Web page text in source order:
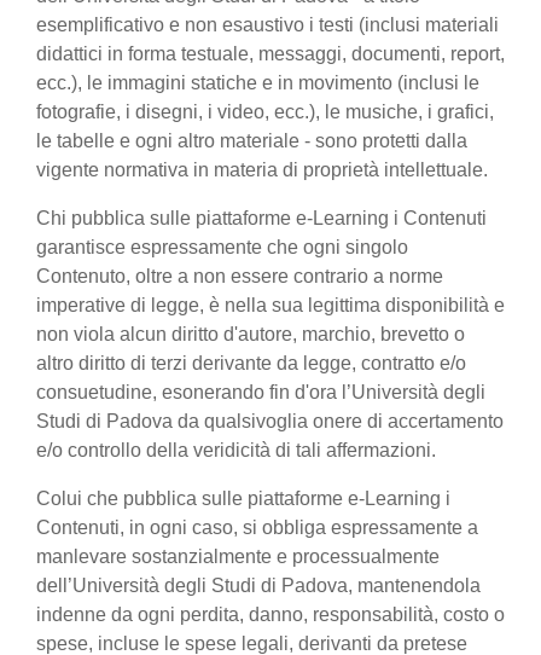
esemplificativo e non esaustivo i testi (inclusi materiali
didattici in forma testuale, messaggi, documenti, report,
ecc.), le immagini statiche e in movimento (inclusi le
fotografie, i disegni, i video, ecc.), le musiche, i grafici,
le tabelle e ogni altro materiale - sono protetti dalla
vigente normativa in materia di proprietà intellettuale.
Chi pubblica sulle piattaforme e-Learning i Contenuti
garantisce espressamente che ogni singolo
Contenuto, oltre a non essere contrario a norme
imperative di legge, è nella sua legittima disponibilità e
non viola alcun diritto d'autore, marchio, brevetto o
altro diritto di terzi derivante da legge, contratto e/o
consuetudine, esonerando fin d'ora l’Università degli
Studi di Padova da qualsivoglia onere di accertamento
e/o controllo della veridicità di tali affermazioni.
Colui che pubblica sulle piattaforme e-Learning i
Contenuti, in ogni caso, si obbliga espressamente a
manlevare sostanzialmente e processualmente
dell’Università degli Studi di Padova, mantenendola
indenne da ogni perdita, danno, responsabilità, costo o
spese, incluse le spese legali, derivanti da pretese